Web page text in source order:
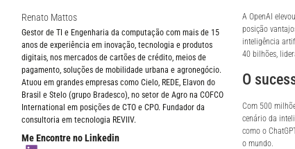
Renato Mattos
Gestor de TI e Engenharia da computação com mais de 15
anos de experiência em inovação, tecnologia e produtos
digitais, nos mercados de cartões de crédito, meios de
pagamento, soluções de mobilidade urbana e agronegócio.
Atuou em grandes empresas como Cielo, REDE, Elavon do
Brasil e Stelo (grupo Bradesco), no setor de Agro na COFCO
International em posições de CTO e CPO. Fundador da
consultoria em tecnologia REVIIV.
Me Encontre no Linkedin
A OpenAI
posição
inteligência
40 bilhões,
O
Com 500
cenário da
como o
o mundo.